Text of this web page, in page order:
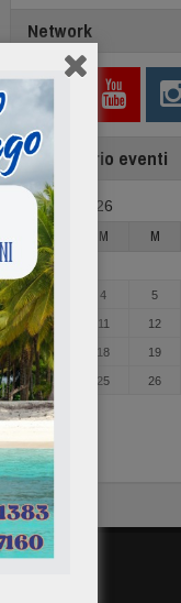
Network
Calendario eventi
Agosto 2026
L M M
3 4 5
10 11 12
17 18 19
24 25 26
31
« Mag
PARTNER